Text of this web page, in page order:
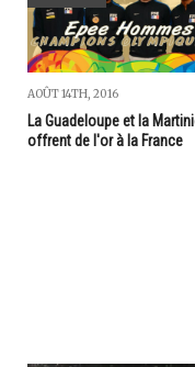
AOÛT 14TH, 2016
La Guadeloupe et la
offrent de l'or à la France